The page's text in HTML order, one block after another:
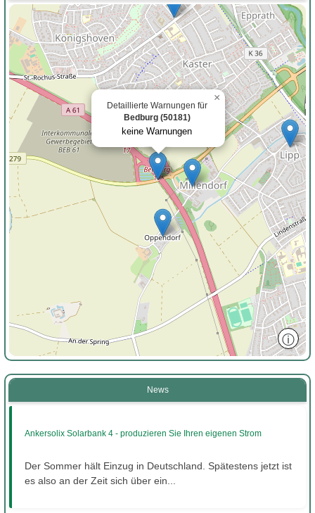
Detaillierte Warnungen für
Bedburg (50181)
keine Warnungen
×
ⓘ
News
Ankersolix Solarbank 4 - produzieren Sie Ihren eigenen Strom
Der Sommer hält Einzug in Deutschland. Spätestens jetzt ist
es also an der Zeit sich über ein...